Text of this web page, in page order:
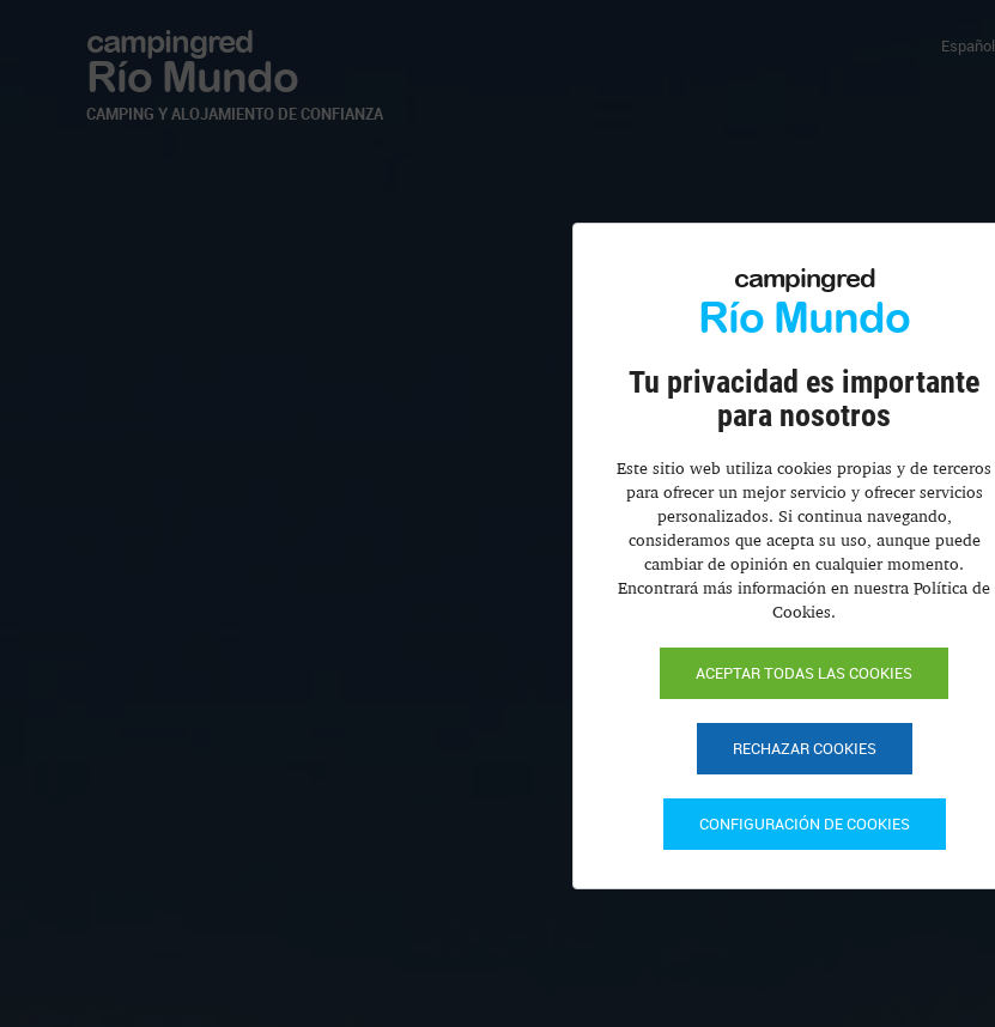
campingred
Río Mundo
CAMPING Y ALOJAMIENTO DE CONFIANZA
Español
campingred
Río Mundo
Tu privacidad es importante
para nosotros
Este sitio web utiliza cookies propias y de terceros
para ofrecer un mejor servicio y ofrecer servicios
personalizados. Si continua navegando,
consideramos que acepta su uso, aunque puede
cambiar de opinión en cualquier momento.
Encontrará más información en nuestra Política de
Cookies.
ACEPTAR TODAS LAS COOKIES
RECHAZAR COOKIES
CONFIGURACIÓN DE COOKIES